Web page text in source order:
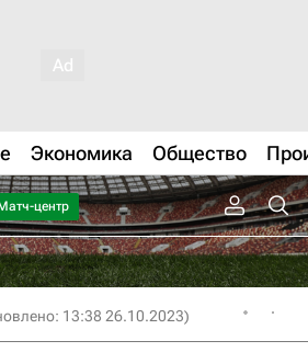
Экономика Общество
центр
13:38 26.10.2023)